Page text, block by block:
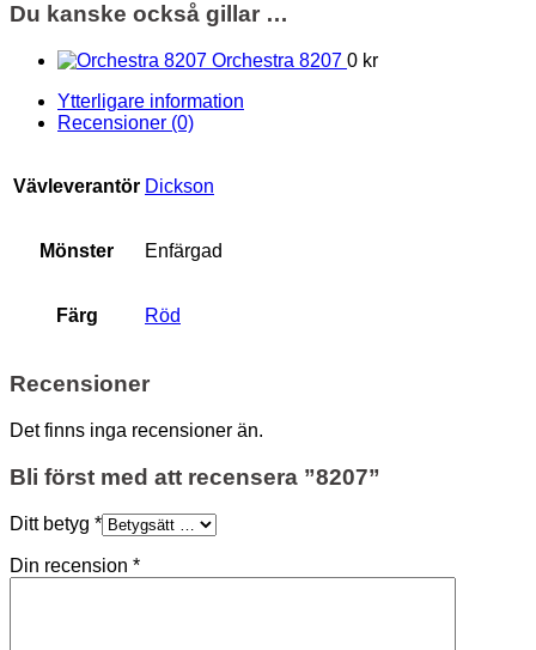
Du kanske också gillar …
Orchestra 8207 0 kr
Ytterligare information
Recensioner (0)
Vävleverantör Dickson
Mönster Enfärgad
Färg Röd
Recensioner
Det finns inga recensioner än.
Bli först med att recensera ”8207”
Ditt betyg *
Din recension *